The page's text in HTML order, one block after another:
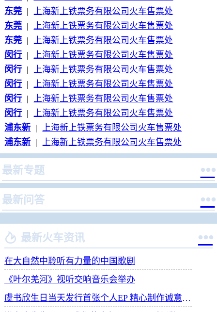
东莞 |
上海新上铁票务有限公司火车售票处
东莞 |
上海新上铁票务有限公司火车售票处
东莞 |
上海新上铁票务有限公司火车售票处
闵行 |
上海新上铁票务有限公司火车售票处
闵行 |
上海新上铁票务有限公司火车售票处
闵行 |
上海新上铁票务有限公司火车售票处
闵行 |
上海新上铁票务有限公司火车售票处
闵行 |
上海新上铁票务有限公司火车售票处
浦东新 |
上海新上铁票务有限公司火车售票处
浦东新 | 上海新上铁票务有限公司火车售票处
最新专题 
最新问答 
 最新火车资讯 
在大自然中聆听有力量的中国歌剧
《叶尔羌河》视听交响音乐会举办
虞书欣生日当天发行首张个人EP 精心制作诚意满满